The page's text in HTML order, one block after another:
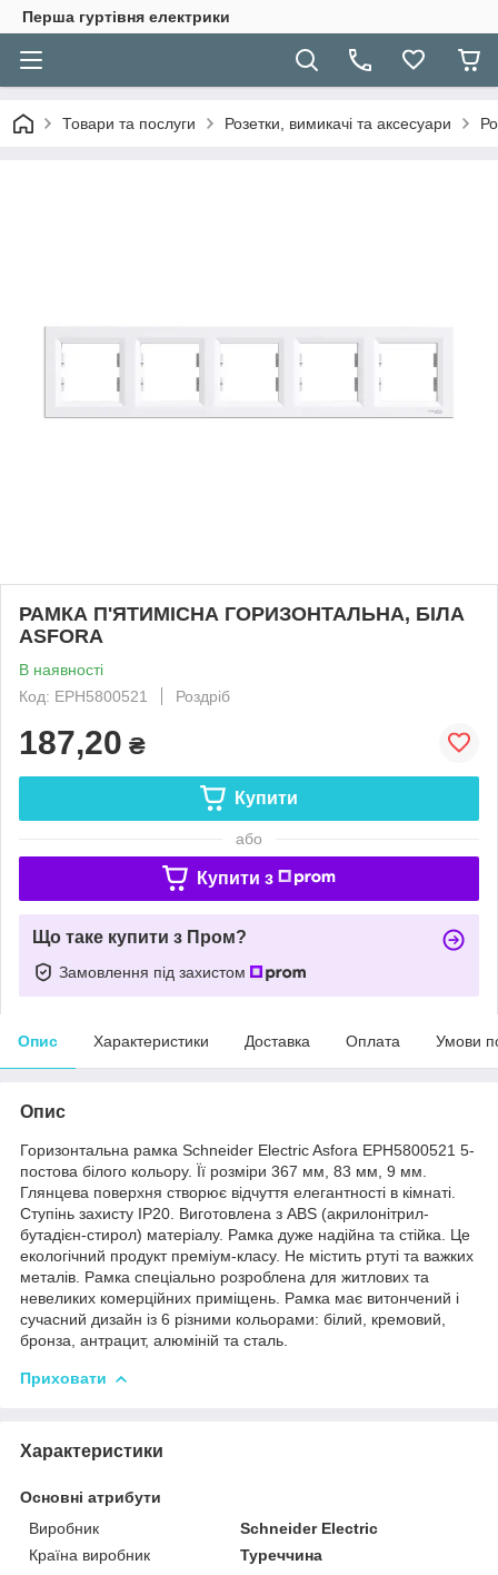
Перша гуртівня електрики
Товари та послуги Розетки, вимикачі та аксесуари
РАМКА П'ЯТИМІСНА ГОРИЗОНТАЛЬНА, БІЛА
ASFORA
В наявності
Код: EPH5800521
Роздріб
187,20 ₴
Купити
або
Купити з
Що таке купити з Пром?
Замовлення під захистом
Опис Характеристики Доставка Оплата Умови
Опис
Горизонтальна рамка Schneider Electric Asfora EPH5800521 5-
постова білого кольору. Її розміри 367 мм, 83 мм, 9 мм.
Глянцева поверхня створює відчуття елегантності в кімнаті.
Ступінь захисту IP20. Виготовлена ​​з ABS (акрилонітрил-
бутадієн-стирол) матеріалу. Рамка дуже надійна та стійка. Це
екологічний продукт преміум-класу. Не містить ртуті та важких
металів. Рамка спеціально розроблена для житлових та
невеликих комерційних приміщень. Рамка має витончений і
сучасний дизайн із 6 різними кольорами: білий, кремовий,
бронза, антрацит, алюміній та сталь.
Приховати
Характеристики
Основні атрибути
Виробник
Schneider Electric
Країна виробник
Туреччина